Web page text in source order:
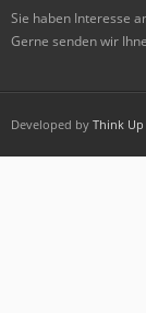
Sie haben Interesse
Gerne senden wir
Developed by Think Up